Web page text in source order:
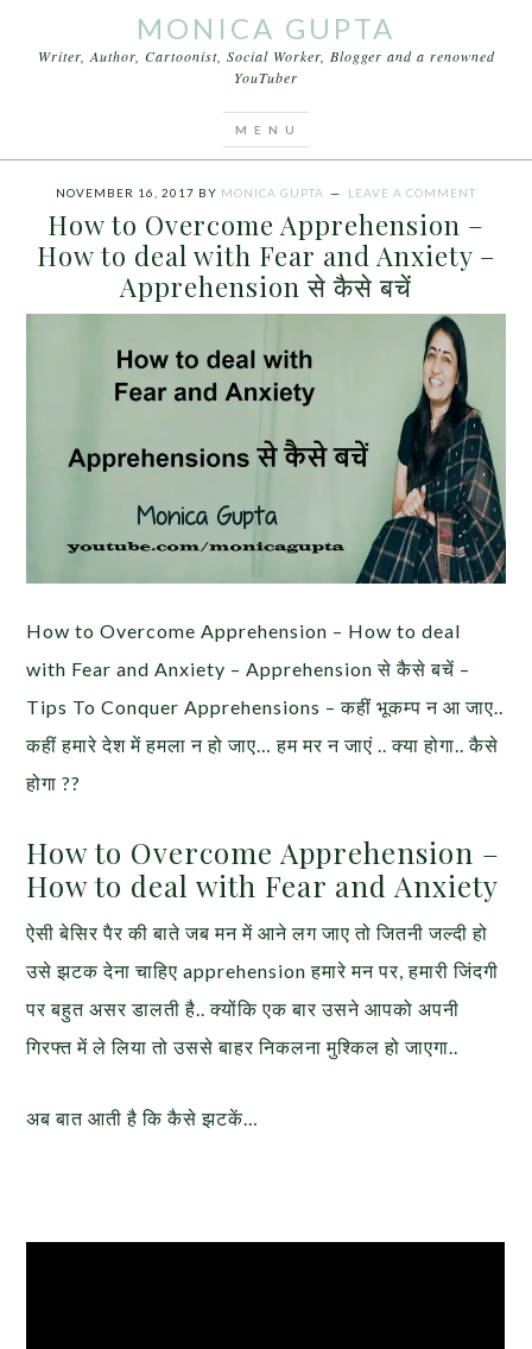
MONICA GUPTA
Writer, Author, Cartoonist, Social Worker, Blogger and a renowned
YouTuber
NOVEMBER 16, 2017 BY MONICA GUPTA LEAVE A COMMENT
How to Overcome Apprehension –
How to deal with Fear and Anxiety –
Apprehension से कैसे बचें
How to Overcome Apprehension – How to deal
with Fear and Anxiety – Apprehension से कैसे बचें –
Tips To Conquer Apprehensions – कहीं भूकम्प न आ जाए..
कहीं हमारे देश में हमला न हो जाए… हम मर न जाएं .. क्या होगा.. कैसे
होगा ??
How to Overcome Apprehension –
How to deal with Fear and Anxiety
ऐसी बेसिर पैर की बाते जब मन में आने लग जाए तो जितनी जल्दी हो
उसे झटक देना चाहिए apprehension हमारे मन पर, हमारी जिंदगी
पर बहुत असर डालती है.. क्योंकि एक बार उसने आपको अपनी
गिरफ्त में ले लिया तो उससे बाहर निकलना मुश्किल हो जाएगा..
अब बात आती है कि कैसे झटकें…